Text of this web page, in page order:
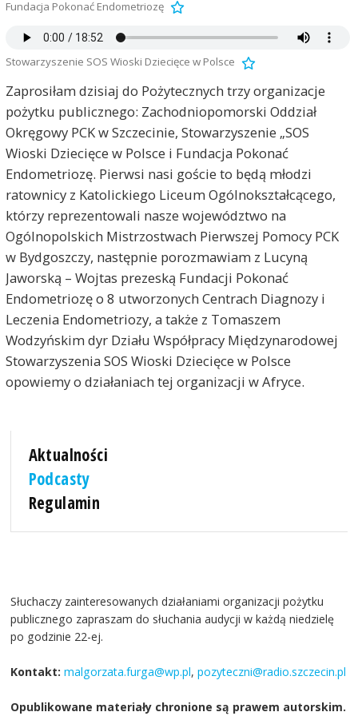
Fundacja Pokonać Endometriozę
Stowarzyszenie SOS Wioski Dziecięce w Polsce
Zaprosiłam dzisiaj do Pożytecznych trzy organizacje
pożytku publicznego: Zachodniopomorski Oddział
Okręgowy PCK w Szczecinie, Stowarzyszenie „SOS
Wioski Dziecięce w Polsce i Fundacja Pokonać
Endometriozę. Pierwsi nasi goście to będą młodzi
ratownicy z Katolickiego Liceum Ogólnokształcącego,
którzy reprezentowali nasze województwo na
Ogólnopolskich Mistrzostwach Pierwszej Pomocy PCK
w Bydgoszczy, następnie porozmawiam z Lucyną
Jaworską – Wojtas prezeską Fundacji Pokonać
Endometriozę o 8 utworzonych Centrach Diagnozy i
Leczenia Endometriozy, a także z Tomaszem
Wodzyńskim dyr Działu Współpracy Międzynarodowej
Stowarzyszenia SOS Wioski Dziecięce w Polsce
opowiemy o działaniach tej organizacji w Afryce.
Aktualności
Podcasty
Regulamin
Słuchaczy zainteresowanych działaniami organizacji pożytku
publicznego zapraszam do słuchania audycji w każdą niedzielę
po godzinie 22-ej.
Kontakt: malgorzata.furga@wp.pl,pozyteczni@radio.szczecin.pl
Opublikowane materiały chronione są prawem autorskim.